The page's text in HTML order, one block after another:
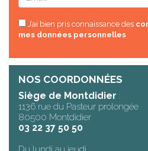
J’ai bien pris connaissance des
mes données personnelles
NOS COORDONNÉES
Siège de Montdidier :
1136 rue du Pasteur prolongée
80500 Montdidier
03 22 37 50 50
Du lundi au jeudi